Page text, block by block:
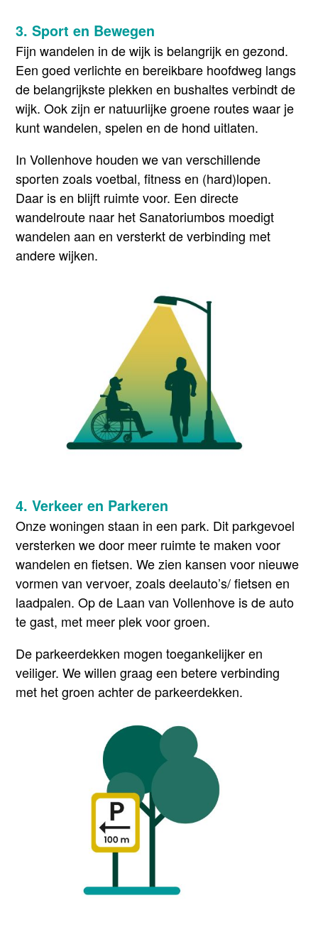
3. Sport en Bewegen
Fijn wandelen in de wijk is belangrijk en gezond.
Een goed verlichte en bereikbare hoofdweg langs
de belangrijkste plekken en bushaltes verbindt de
wijk. Ook zijn er natuurlijke groene routes waar je
kunt wandelen, spelen en de hond uitlaten.
In Vollenhove houden we van verschillende
sporten zoals voetbal, fitness en (hard)lopen.
Daar is en blijft ruimte voor. Een directe
wandelroute naar het Sanatoriumbos moedigt
wandelen aan en versterkt de verbinding met
andere wijken.
4. Verkeer en Parkeren
Onze woningen staan in een park. Dit parkgevoel
versterken we door meer ruimte te maken voor
wandelen en fietsen. We zien kansen voor nieuwe
vormen van vervoer, zoals deelauto’s/ fietsen en
laadpalen. Op de Laan van Vollenhove is de auto
te gast, met meer plek voor groen.
De parkeerdekken mogen toegankelijker en
veiliger. We willen graag een betere verbinding
met het groen achter de parkeerdekken.